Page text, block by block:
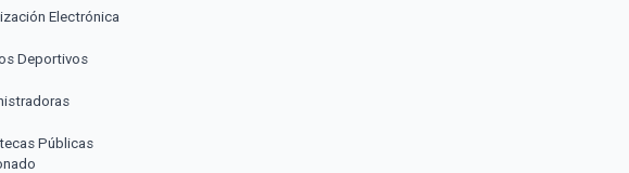
Electrónica
Deportivos
Públicas